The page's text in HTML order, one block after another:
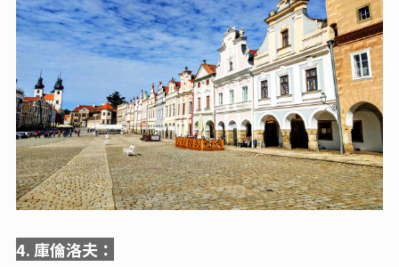
4. 庫倫洛夫：